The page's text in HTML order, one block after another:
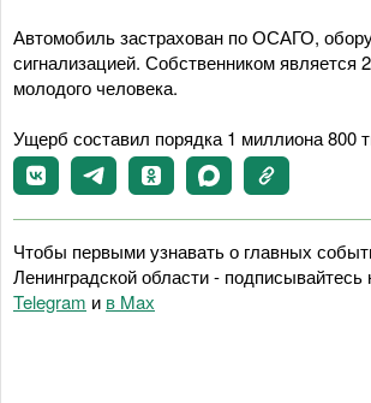
Автомобиль застрахован по ОСАГО,
сигнализацией. Собственником является
молодого человека.
Ущерб составил порядка 1 миллиона 800
Чтобы первыми узнавать о главных
Ленинградской области - подписывайтесь
Telegram и в Maх